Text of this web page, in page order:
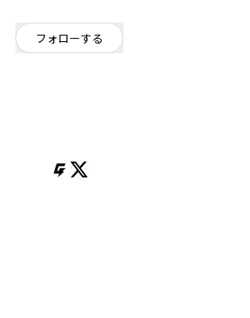
フォローする
ップが 独特のサウンドを作り上げる。
magic / Hummingbird」配信リリース。
日 ミニアルバム「WEAR」リリース予定。